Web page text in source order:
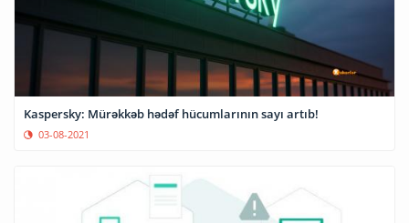
Kaspersky: Mürəkkəb hədəf hücumlarının sayı artıb!
03-08-2021